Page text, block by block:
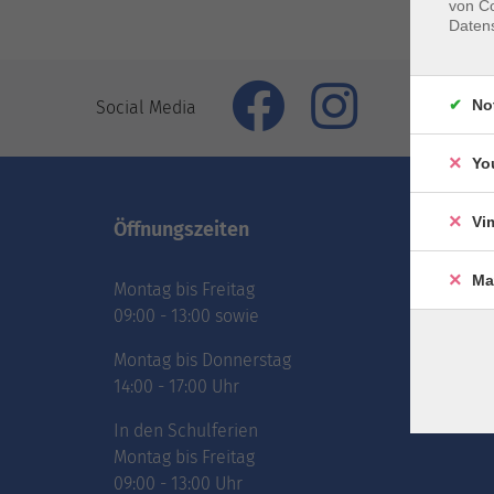
Social Media
Öffnungszeiten
Montag bis Freitag
09:00 - 13:00 sowie
Montag bis Donnerstag
14:00 - 17:00 Uhr
In den Schulferien
Montag bis Freitag
09:00 - 13:00 Uhr
von